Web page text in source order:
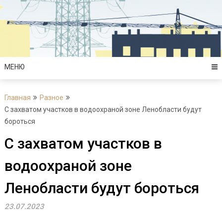
Перейти
содержимому
МЕНЮ
Главная
Разное
С захватом участков в водоохраной зоне Ленобласти будут
бороться
С захватом участков в
водоохраной зоне
Ленобласти будут бороться
23.07.2023